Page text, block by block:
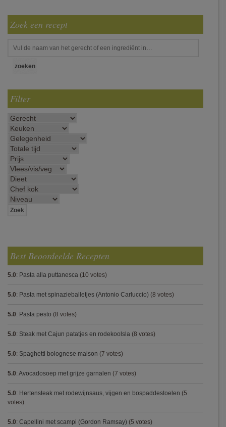
Zoek een recept
Filter
Best Beoordeelde Recepten
5.0: Pasta alla puttanesca (10 votes)
5.0: Pasta met spinazieballetjes (Antonio Carluccio) (8 votes)
5.0: Pasta pesto (8 votes)
5.0: Steak met Cajun patatjes en rodekoolsla (8 votes)
5.0: Spaghetti bolognese maison (7 votes)
5.0: Avocadosoep met grijze garnalen (7 votes)
5.0: Hertensteak met rodewijnsaus, vijgen en bospaddestoelen (5
votes)
5.0: Capellini met scampi (Gordon Ramsay) (5 votes)